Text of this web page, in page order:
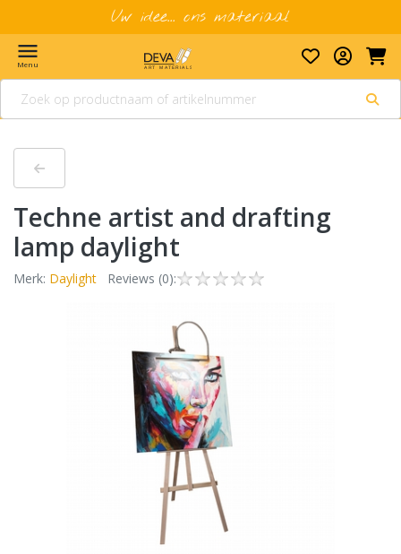
Uw idee... ons materiaal
menu
Menu
Techne artist and drafting
lamp daylight
Merk: Daylight Reviews (0):